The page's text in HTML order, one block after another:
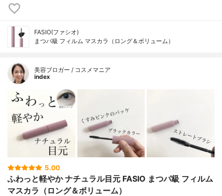
FASIO(ファシオ)
まつパ級 フィルム マスカラ（ロング＆ボリューム）
美容ブロガー / コスメマニア
index
5.00
ふわっと軽やか ナチュラル目元 FASIO まつパ級 フィルム
マスカラ（ロング＆ボリューム）